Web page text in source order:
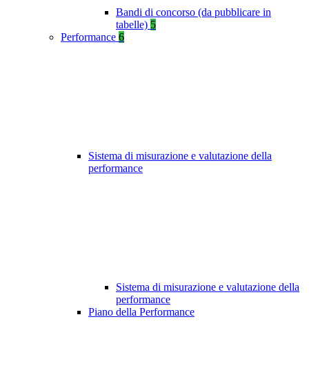
Bandi di concorso (da pubblicare in
tabelle) 5
Performance 6
Sistema di misurazione e valutazione della
performance
Sistema di misurazione e valutazione della
performance
Piano della Performance